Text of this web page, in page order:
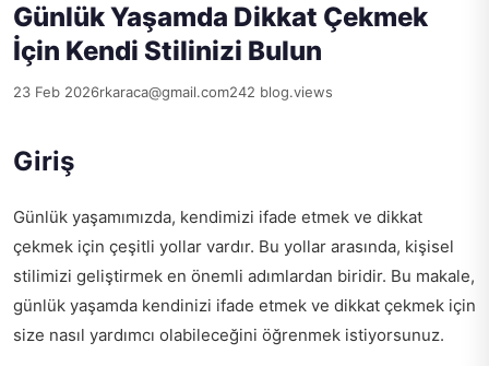
Günlük Yaşamda Dikkat Çekmek
İçin Kendi Stilinizi Bulun
23 Feb 2026rkaraca@gmail.com242 blog.views
Giriş
Günlük yaşamımızda, kendimizi ifade etmek ve dikkat
çekmek için çeşitli yollar vardır. Bu yollar arasında, kişisel
stilimizi geliştirmek en önemli adımlardan biridir. Bu makale,
günlük yaşamda kendinizi ifade etmek ve dikkat çekmek için
size nasıl yardımcı olabileceğini öğrenmek istiyorsunuz.